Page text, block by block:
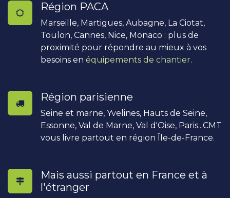
Région PACA
Marseille, Martigues, Aubagne, La Ciotat,
Toulon, Cannes, Nice, Monaco : plus de
proximité pour répondre au mieux à vos
besoins en équipements de chantier.
Région parisienne
Seine et marne, Yvelines, Hauts de Seine,
Essonne, Val de Marne, Val d'Oise, Paris...CMT
vous livre partout en région Île-de-France.
Mais aussi partout en France et à
l'étranger